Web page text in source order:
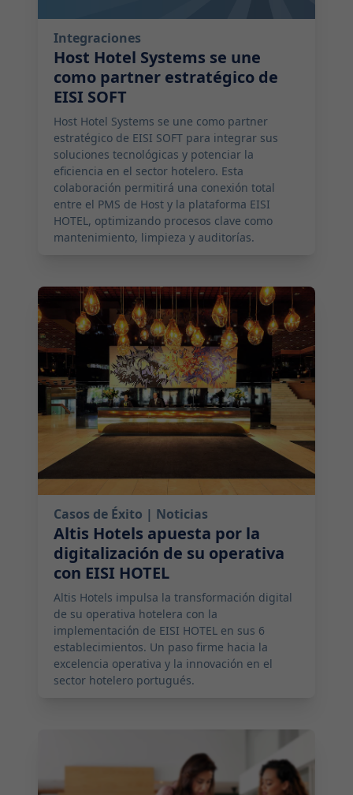
Integraciones
Host Hotel Systems se une
como partner estratégico de
EISI SOFT
Host Hotel Systems se une como partner
estratégico de EISI SOFT para integrar sus
soluciones tecnológicas y potenciar la
eficiencia en el sector hotelero. Esta
colaboración permitirá una conexión total
entre el PMS de Host y la plataforma EISI
HOTEL, optimizando procesos clave como
mantenimiento, limpieza y auditorías.
2025-09-17 10:00:00
Casos de Éxito | Noticias
Altis Hotels apuesta por la
digitalización de su operativa
con EISI HOTEL
Altis Hotels impulsa la transformación digital
de su operativa hotelera con la
implementación de EISI HOTEL en sus 6
establecimientos. Un paso firme hacia la
excelencia operativa y la innovación en el
sector hotelero portugués.